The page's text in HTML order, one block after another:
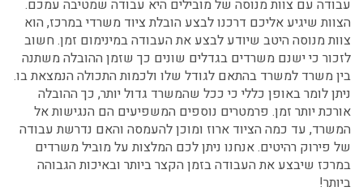
עבודה עם צוות מנוסה של מובילים היא עבודה שמטיבה עמכם.
הצוות שיגיע אליכם דרכנו לבצע הובלת ציוד משרדי במרכז, הוא
צוות מנוסה היטב שיודע לבצע את העבודה במינימום זמן. חשוב
לזכור כי ישנם משרדים בגדלים שונים כך שזמן ההובלה משתנה
בין משרד למשרד בהתאם לגודל שלו ולכמות התכולה הנמצאת בו.
ניתן לומר באופן כללי כי ככל שהמשרד גדול יותר, כך ההובלה
אורכת יותר זמן. פרמטרים נוספים המשפיעים הם הנגישות אל
המשרד, עד כמה הציוד ארוז ומוכן להעמסה והאם נדרשת עבודה
של פירוק רהיטים.אנחנו ניתן לכם המלצות על מוביל משרדים
במרכז שיבצע את העבודה בזמן הקצר ביותר ובאיכות הגבוהה
ביותר!